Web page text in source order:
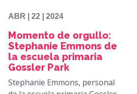
ABR | 22 | 2024
Momento de orgullo:
Stephanie Emmons de
la escuela primaria
Gossler Park
Stephanie Emmons, personal